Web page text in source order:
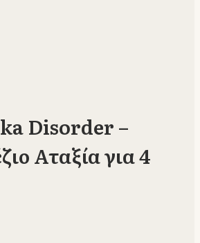
Disorder –
Αταξία για 4